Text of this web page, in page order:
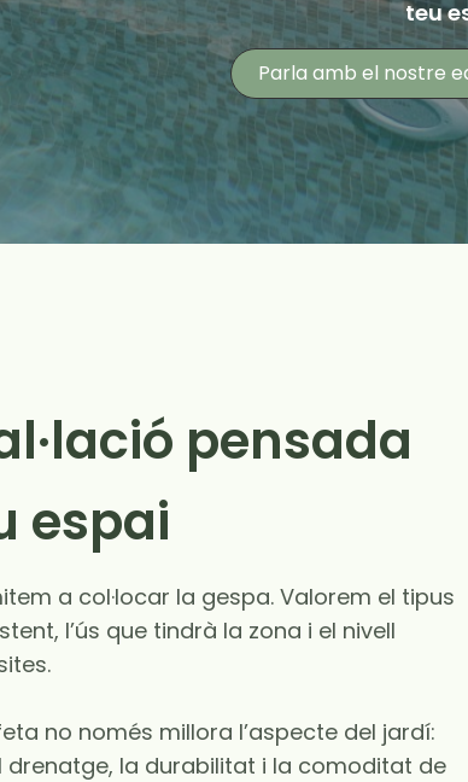
teu
Parla amb el nostre
teu
Parla amb el nostre
teu
Parla amb el nostre
pensada
espai
a col·locar la gespa. Valorem el tipus
l’ús que tindrà la zona i el nivell
no només millora l’aspecte del jardí:
la durabilitat i la comoditat de